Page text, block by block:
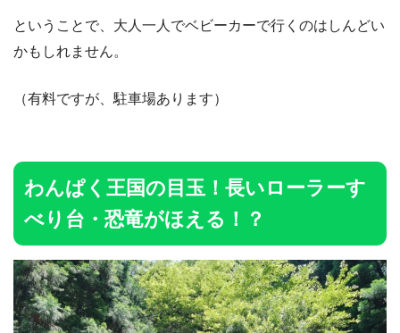
ということで、大人一人でベビーカーで行くのはしんどい
かもしれません。
（有料ですが、駐車場あります）
わんぱく王国の目玉！長いローラーす
べり台・恐竜がほえる！？